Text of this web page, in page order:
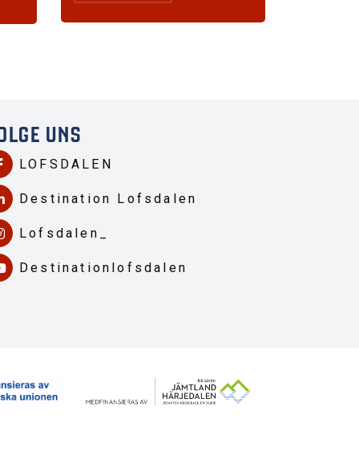
UNS
LOFSDALEN
Destination Lofsdalen
Lofsdalen_
Destinationlofsdalen